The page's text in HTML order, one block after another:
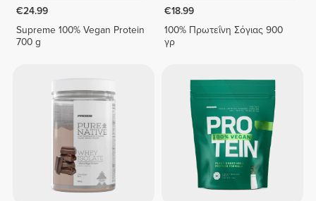
€24.99
Supreme 100% Vegan Protein
700 g
€18.99
100% Πρωτεΐνη Σόγιας 900
γρ